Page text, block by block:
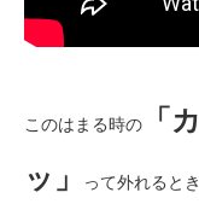
このはまる時の 「
ッ」
って外れると